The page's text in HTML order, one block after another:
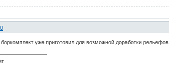
уже приготовил для возможной доработки рельефов.